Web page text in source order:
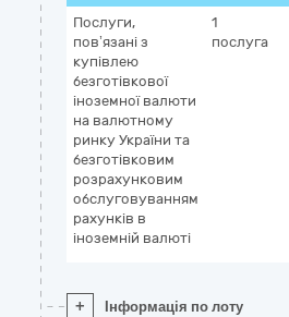
Послуги,
пов’язані з
купівлею
безготівкової
іноземної валюти
на валютному
ринку України та
безготівковим
розрахунковим
обслуговуванням
рахунків в
іноземній валюті
1
послуга
+ Інформація по лоту